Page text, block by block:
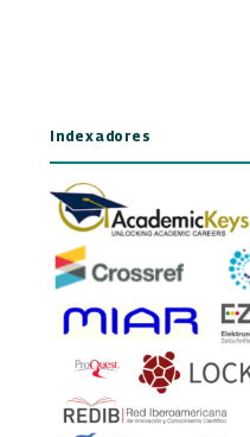
Indexadores